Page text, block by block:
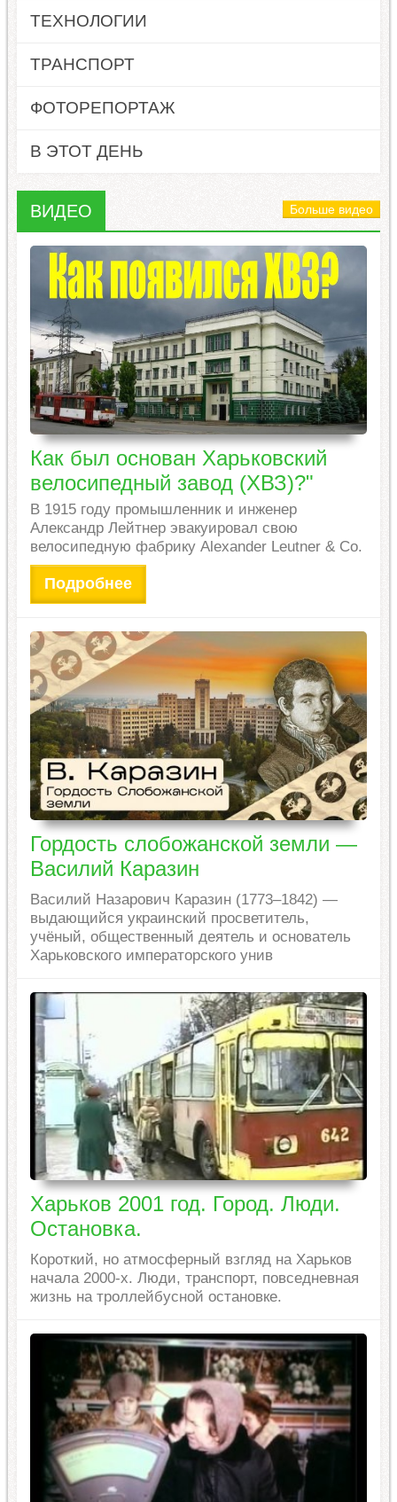
ТЕХНОЛОГИИ
ТРАНСПОРТ
ФОТОРЕПОРТАЖ
В ЭТОТ ДЕНЬ
ВИДЕО Больше видео
Как был основан Харьковский
велосипедный завод (ХВЗ)?"
В 1915 году промышленник и инженер
Александр Лейтнер эвакуировал свою
велосипедную фабрику Alexander Leutner & Co.
Подробнее
Гордость слобожанской земли —
Василий Каразин
Василий Назарович Каразин (1773–1842) —
выдающийся украинский просветитель,
учёный, общественный деятель и основатель
Харьковского императорского унив
Харьков 2001 год. Город. Люди.
Остановка.
Короткий, но атмосферный взгляд на Харьков
начала 2000-х. Люди, транспорт, повседневная
жизнь на троллейбусной остановке.